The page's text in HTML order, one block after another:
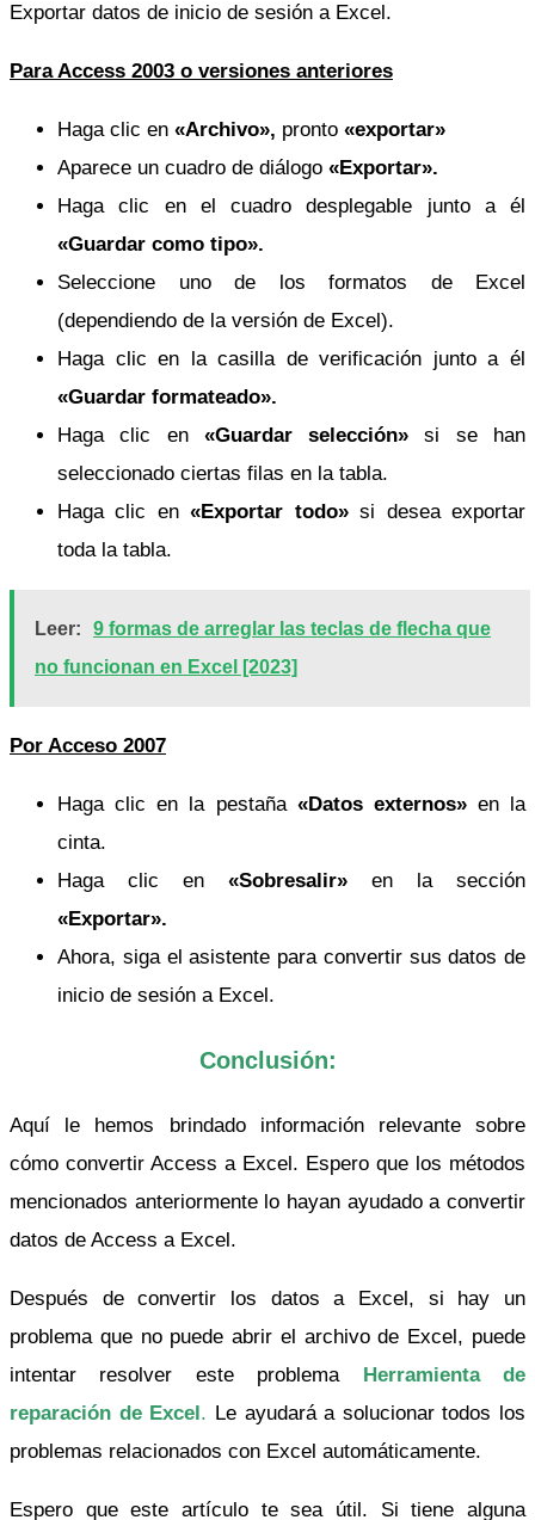
Exportar datos de inicio de sesión a Excel.
Para Access 2003 o versiones anteriores
Haga clic en «Archivo», pronto «exportar»
Aparece un cuadro de diálogo «Exportar».
Haga clic en el cuadro desplegable junto a él
«Guardar como tipo».
Seleccione uno de los formatos de Excel
(dependiendo de la versión de Excel).
Haga clic en la casilla de verificación junto a él
«Guardar formateado».
Haga clic en «Guardar selección» si se han
seleccionado ciertas filas en la tabla.
Haga clic en«Exportar todo»si desea exportar
toda la tabla.
Leer:
9 formas de arreglar las teclas de flecha que
no funcionan en Excel [2023]
Por Acceso 2007
Haga clic en la pestaña «Datos externos»en la
cinta.
Haga clic en «Sobresalir» en la sección
«Exportar».
Ahora, siga el asistente para convertir sus datos de
inicio de sesión a Excel.
Conclusión:
Aquí le hemos brindado información relevante sobre
cómo convertir Access a Excel. Espero que los métodos
mencionados anteriormente lo hayan ayudado a convertir
datos de Access a Excel.
Después de convertir los datos a Excel, si hay un
problema que no puede abrir el archivo de Excel, puede
intentar resolver este problema Herramienta de
reparación de Excel. Le ayudará a solucionar todos los
problemas relacionados con Excel automáticamente.
Espero que este artículo te sea útil. Si tiene alguna